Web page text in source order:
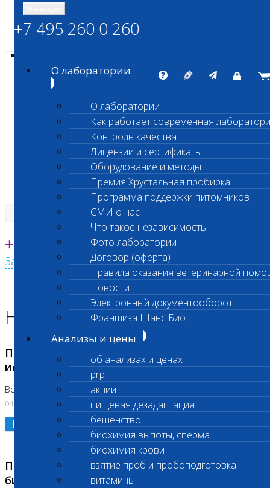
ШАНС БИО
Независимая ветеринарная лаборатория
Единая круглосуточная справочная
+7 495 260 0 260
Заказать звонок с сайта
+7 495 260 0 260
О лаборатории
О лаборатории
Как работает современная
Контроль качества
Лицензии и сертификаты
Оборудование и методы
Премия Хрустальная пробирка
Программа поддержки питомников
СМИ о нас
Что такое независимость
Фото лаборатории
Договор (оферта)
Правила оказания ветеринарной
Новости
Электронный документооборот
Франшиза Шанс Био
Анализы и цены
об анализах и ценах
prp
акции
пищевая дезадаптация
бешенство
биохимия выпоты, сперма
биохимия крови
взятие проб и пробоподготовка
витамины
Главная страница
Новости лаборатории
Приостановка срочных биохимических
исследований
Во Владыкино
04.08.2026
Подробнее
Приостановлено выполнение срочных
биохимических исследований